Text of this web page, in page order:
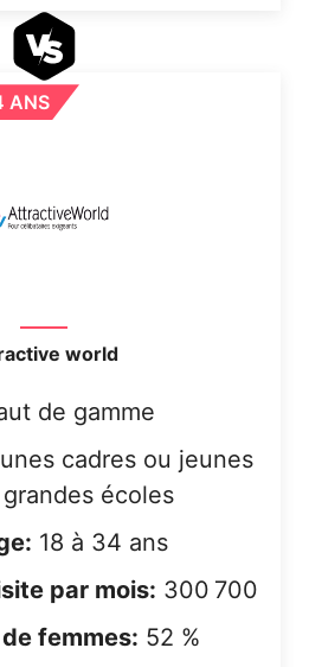
ANS
world
de gamme
cadres ou jeunes
écoles
18 à 34 ans
par mois: 300 700
femmes: 52 %